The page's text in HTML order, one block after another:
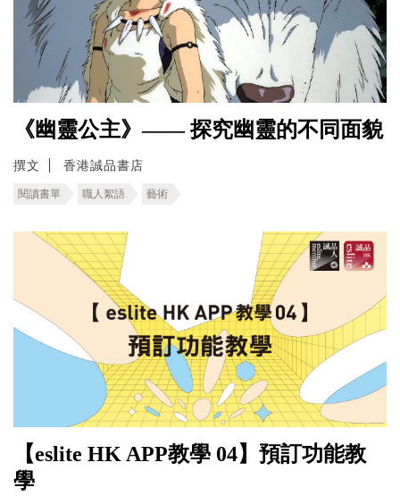
《幽靈公主》—— 探究幽靈的不同面貌
撰文 香港誠品書店
閱讀書單 職人絮語 藝術
【eslite HK APP教學 04】預訂功能教
學